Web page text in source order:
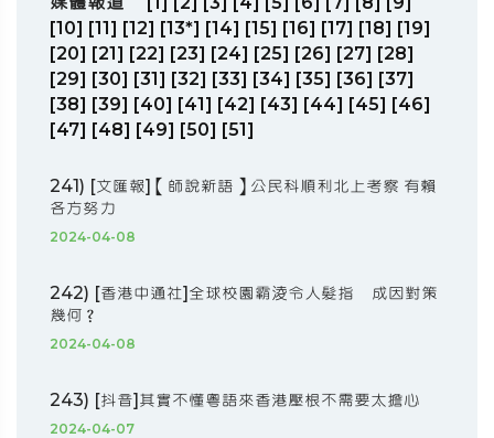
[10] [11] [12] [13*] [14] [15] [16] [17] [18] [19]
[20] [21] [22] [23] [24] [25] [26] [27] [28]
[29] [30] [31] [32] [33] [34] [35] [36] [37]
[38] [39] [40] [41] [42] [43] [44] [45] [46]
[47] [48] [49] [50] [51]
241) [文匯報]【師說新語】公民科順利北上考察 有賴
各方努力
2024-04-08
242) [香港中通社]全球校園霸淩令人髮指 成因對策
幾何？
2024-04-08
243) [抖音]其實不懂粵語來香港壓根不需要太擔心
2024-04-07